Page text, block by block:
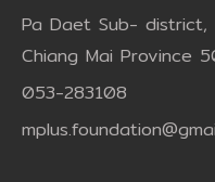
Pa Daet Sub- district,
Chiang Mai Province
053-283108